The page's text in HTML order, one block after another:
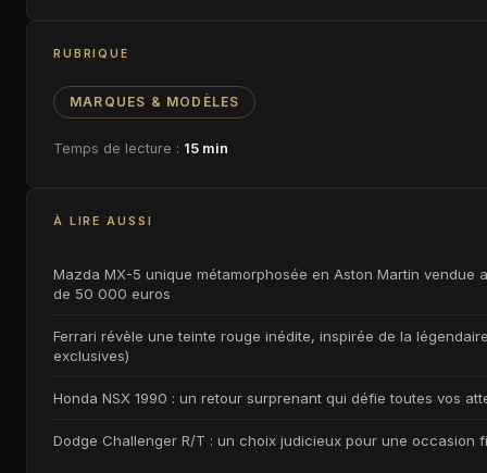
RUBRIQUE
MARQUES & MODÈLES
Temps de lecture : 15 min
À LIRE AUSSI
Mazda MX-5 unique métamorphosée en Aston Martin vendue
de 50 000 euros
Ferrari révèle une teinte rouge inédite, inspirée de la
exclusives)
Honda NSX 1990 : un retour surprenant qui défie toutes vos
Dodge Challenger R/T : un choix judicieux pour une occasion